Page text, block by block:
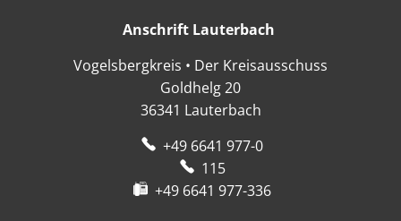
Anschrift Lauterbach
Vogelsbergkreis • Der Kreisausschuss
Goldhelg 20
36341 Lauterbach
+49 6641 977-0
115
+49 6641 977-336